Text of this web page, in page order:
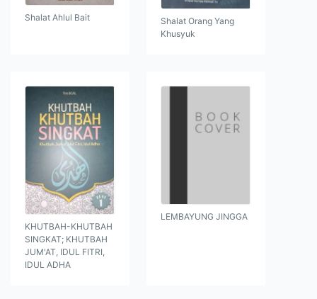
Shalat Ahlul Bait
Shalat Orang Yang
Khusyuk
KHUTBAH-KHUTBAH
SINGKAT; KHUTBAH
JUM'AT, IDUL FITRI,
IDUL ADHA
LEMBAYUNG JINGGA